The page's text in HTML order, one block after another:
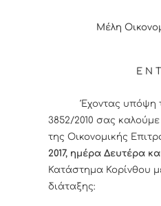
Μέλη
Ε Ν
Έχοντας υπόψη
3852/2010 σας
της Οικονομικής
2017, ημέρα Δευτέρα
Κατάστημα Κορίνθου
διάταξης: